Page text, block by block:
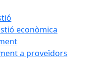
econòmica
a proveïdors